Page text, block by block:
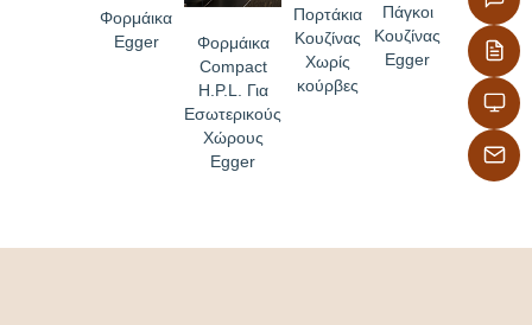
Φορμάικα
Egger
Φορμάικα
Compact
H.P.L. Για
Εσωτερικούς
Χώρους
Egger
Πορτάκια
Κουζίνας
Χωρίς
κούρβες
Πάγκοι
Κουζίνας
Egger